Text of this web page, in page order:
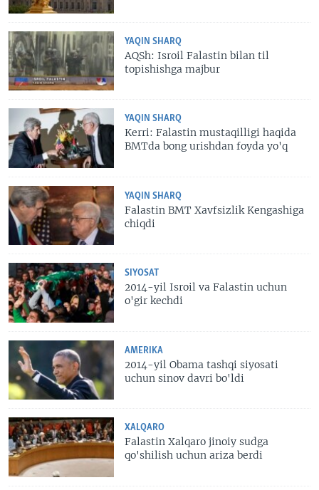
YAQIN SHARQ
AQSh: Isroil Falastin bilan til
topishishga majbur
YAQIN SHARQ
Kerri: Falastin mustaqilligi haqida
BMTda bong urishdan foyda yo'q
YAQIN SHARQ
Falastin BMT Xavfsizlik Kengashiga
chiqdi
SIYOSAT
2014-yil Isroil va Falastin uchun
o'gir kechdi
AMERIKA
2014-yil Obama tashqi siyosati
uchun sinov davri bo'ldi
XALQARO
Falastin Xalqaro jinoiy sudga
qo'shilish uchun ariza berdi